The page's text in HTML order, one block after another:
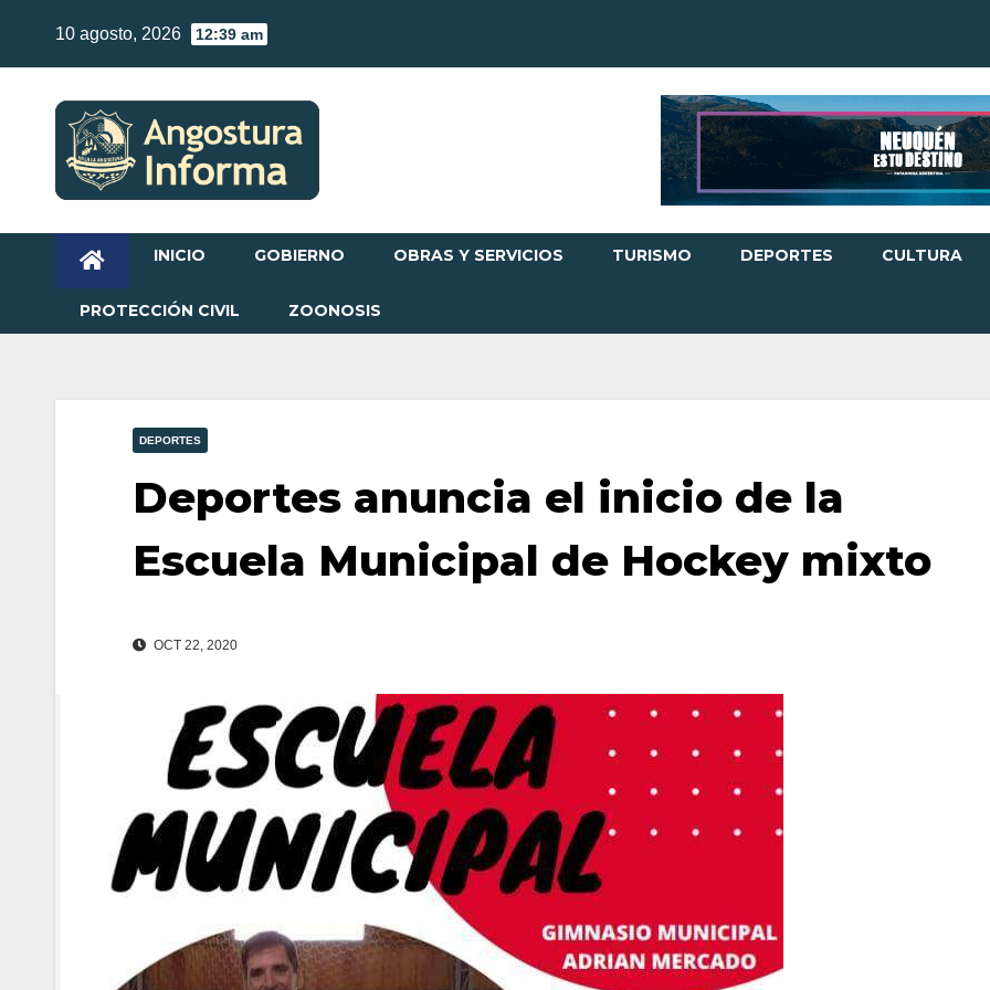
content
10 agosto, 2026 12:39 am
INICIO GOBIERNO OBRAS Y SERVICIOS TURISMO DEPORTES CULTURA
PROTECCIÓN CIVIL ZOONOSIS
DEPORTES
Deportes anuncia el inicio de la
Escuela Municipal de Hockey mixto
OCT 22, 2020